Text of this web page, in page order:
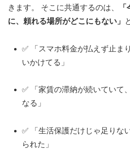
きます。 そこに共通するのは、
に、頼れる場所がどこにもない」
✅ 「スマホ料金が払えず止ま
いかけてる」
✅ 「家賃の滞納が続いていて
なる」
✅ 「生活保護だけじゃ足りな
られた」